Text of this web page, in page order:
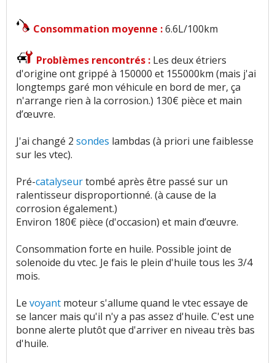
Consommation moyenne :6.6L/100km
Problèmes rencontrés : Les deux étriers
d'origine ont grippé à 150000 et 155000km (mais j'ai
longtemps garé mon véhicule en bord de mer, ça
n'arrange rien à la corrosion.) 130€ pièce et main
d’œuvre.
J'ai changé 2 sondes lambdas (à priori une faiblesse
sur les vtec).
Pré-catalyseurtombé après être passé sur un
ralentisseur disproportionné. (à cause de la
corrosion également.)
Environ 180€ pièce (d'occasion) et main d’œuvre.
Consommation forte en huile. Possible joint de
solenoide du vtec. Je fais le plein d'huile tous les 3/4
mois.
Le voyant moteur s'allume quand le vtec essaye de
se lancer mais qu'il n'y a pas assez d'huile. C'est une
bonne alerte plutôt que d'arriver en niveau très bas
d'huile.